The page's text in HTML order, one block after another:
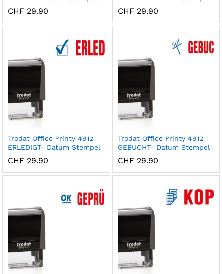
CHF 29.90 CHF 29.90
Trodat Office Printy 4912
ERLEDIGT- Datum Stempel
CHF 29.90
Trodat Office Printy 4912
GEBUCHT- Datum Stempel
CHF 29.90